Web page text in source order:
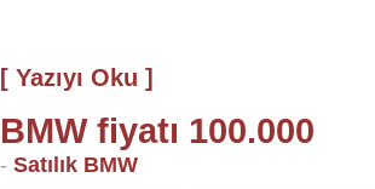
[ Yazıyı Oku ]
BMW fiyatı 100.000
- Satılık BMW